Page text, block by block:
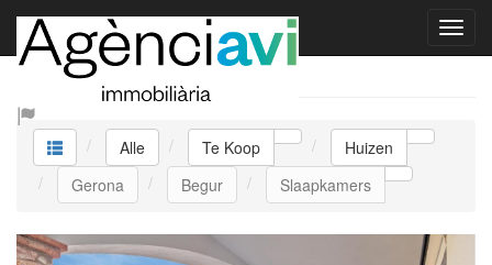
Te Koop Huizen
Alle Te Koop
Huizen
Gerona
Begur Slaapkamers